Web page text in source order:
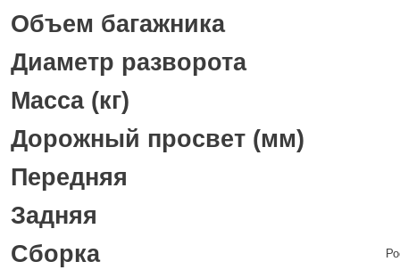
Объем багажника
Диаметр разворота
Масса (кг)
Дорожный просвет (мм)
Передняя
Задняя
Сборка